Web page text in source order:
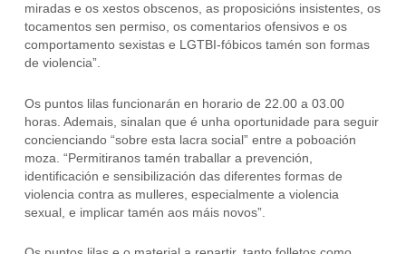
miradas e os xestos obscenos, as proposicións insistentes, os
tocamentos sen permiso, os comentarios ofensivos e os
comportamento sexistas e LGTBI-fóbicos tamén son formas
de violencia”.
Os puntos lilas funcionarán en horario de 22.00 a 03.00
horas. Ademais, sinalan que é unha oportunidade para seguir
concienciando “sobre esta lacra social” entre a poboación
moza. “Permitiranos tamén traballar a prevención,
identificación e sensibilización das diferentes formas de
violencia contra as mulleres, especialmente a violencia
sexual, e implicar tamén aos máis novos”.